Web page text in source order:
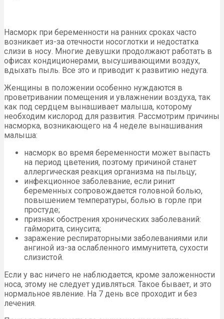
Насморк при беременности на ранних сроках часто
возникает из-за отечности носоглотки и недостатка
слизи в носу. Многие девушки продолжают работать в
офисах кондиционерами, высушивающими воздух,
вдыхать пыль. Все это и приводит к развитию недуга.
Женщины в положении особенно нуждаются в
проветривании помещения и увлажнении воздуха, так
как под сердцем вынашивает малыша, которому
необходим кислород для развития. Рассмотрим причины
насморка, возникающего на 4 неделе вынашивания
малыша:
насморк во время беременности может выпасть
на период цветения, поэтому причиной станет
аллергическая реакция организма на пыльцу;
инфекционное заболевание, если ринит
беременных сопровождается головной болью,
повышением температуры, болью в горле при
простуде;
признак обострения хронических заболеваний:
гайморита, синусита;
заражение респираторными заболеваниями или
ангиной из-за ослабленного иммунитета, сухости
слизистой.
Если у вас ничего не наблюдается, кроме заложенности
носа, этому не следует удивляться. Такое бывает, и это
нормальное явление. На 7 день все проходит и без
лечения.